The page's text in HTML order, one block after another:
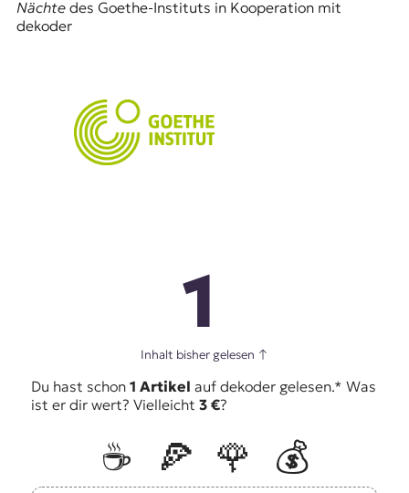
Nächtedes Goethe-Instituts in Kooperation mit
dekoder
1
Inhalt bisher gelesen ↑
Du hast schon 1 Artikel auf dekoder gelesen.* Was
ist er dir wert? Vielleicht 3 €?
☕️ 🍕 🌹
💰